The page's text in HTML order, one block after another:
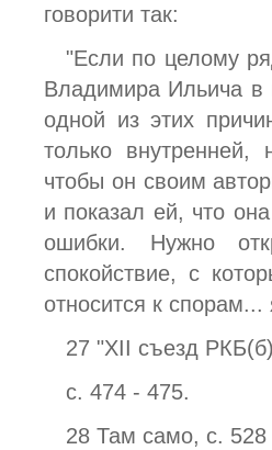
говорити так:
"Если по целому
Владимира Ильича в
одной из этих
только
чтобы он своим
и показал ей, что
ошибки. Нужно
спокойствие, с
относится к
27 "XII съезд
с. 474 - 475.
28 Там само, с. 528